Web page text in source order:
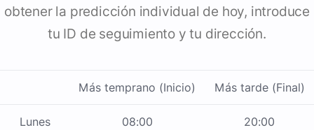
obtener la predicción individual de hoy, introduce
tu ID de seguimiento y tu dirección.
Más temprano (Inicio) Más tarde (Final)
Lunes 08:00 20:00